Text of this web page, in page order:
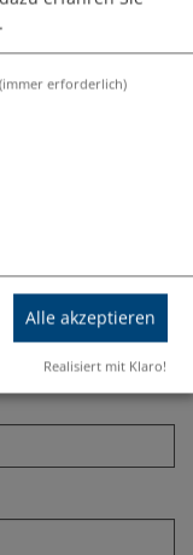
Monheim
.
(immer erforderlich)
Alle akzeptieren
Realisiert mit Klaro!